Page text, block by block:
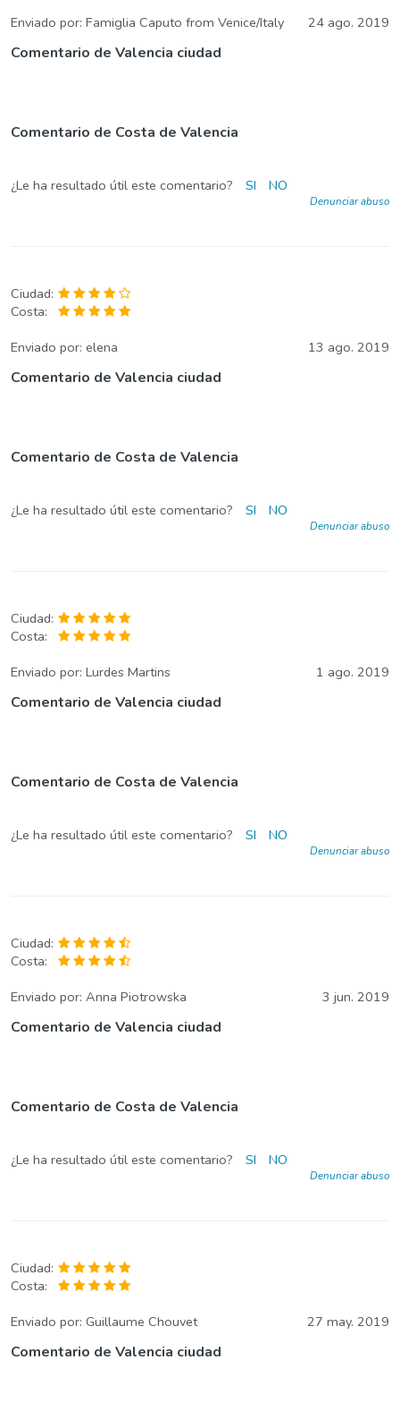
Enviado por: Famiglia Caputo from Venice/Italy 24 ago. 2019
Comentario de Valencia ciudad
Comentario de Costa de Valencia
¿Le ha resultado útil este comentario? SI NO
Denunciar abuso
Ciudad:
Costa:
Enviado por: elena 13 ago. 2019
Comentario de Valencia ciudad
Comentario de Costa de Valencia
¿Le ha resultado útil este comentario? SI NO
Denunciar abuso
Ciudad:
Costa:
Enviado por: Lurdes Martins 1 ago. 2019
Comentario de Valencia ciudad
Comentario de Costa de Valencia
¿Le ha resultado útil este comentario? SI NO
Denunciar abuso
Ciudad:
Costa:
Enviado por: Anna Piotrowska 3 jun. 2019
Comentario de Valencia ciudad
Comentario de Costa de Valencia
¿Le ha resultado útil este comentario? SI NO
Denunciar abuso
Ciudad:
Costa:
Enviado por: Guillaume Chouvet 27 may. 2019
Comentario de Valencia ciudad